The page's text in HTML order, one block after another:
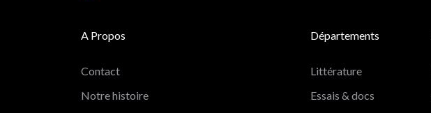
A Propos
Contact
Notre histoire
Départements
Littérature
Essais & docs